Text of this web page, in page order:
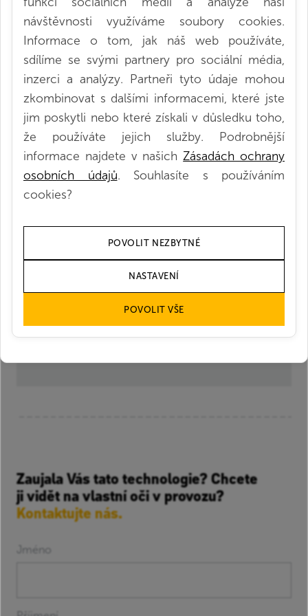
Nejde však jen o zvýšení efektivity provozu, ale také
bezpečnosti. Baterie se teď nemění, nehrozí tedy, že
by došlo k jejímu poškození v rámci manipulace,
nebo v horším případě k úrazu. Navíc samozřejmě
firma v budoucnu, po plánovaném postupném
přechodu flotily na lithium-iontovou technologii,
ušetří prostor, který by jinak musela vyčlenit pro
skladování náhradních baterií.
Stáhněte si
případovou studii v pdf
VF Czech Services
Zaujala Vás tato technologie? Chcete
ji vidět na vlastní oči v provozu?
Kontaktujte nás.
Jméno
návštěvnosti využíváme soubory cookies.
Informace o tom, jak náš web používáte,
sdílíme se svými partnery pro sociální média,
inzerci a analýzy. Partneři tyto údaje mohou
zkombinovat s dalšími informacemi, které jste
jim poskytli nebo které získali v důsledku toho,
že používáte jejich služby. Podrobnější
informace najdete v našichZásadách ochrany
osobních údajů. Souhlasíte s používáním
cookies?
POVOLIT NEZBYTNÉ
NASTAVENÍ
POVOLIT VŠE